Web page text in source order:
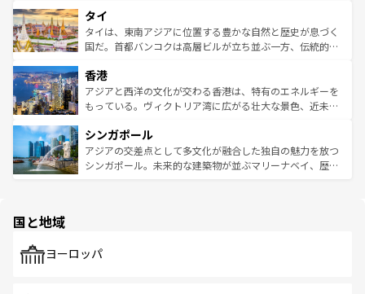
リティに包まれながら、韓国の多彩な魅力を心ゆくまで味
わってみてほしい。 なお、新着の韓国情報はコンテンツ一
覧を参照してほしい。
急速な発展と共に伝統が息づく。ハノイの古い町並みやホ
ーチミン市のフランス統治時代の建物も、独特の雰囲気を
醸し出している。また、バラエティの豊かさとおいしさで
とつ。フォーやバインミー、ベトナムコーヒーなどは、ぜ
ひ現地で味わいたい。どの地域を訪れてもあたたかい人々
が旅行者を迎えてくれるので、きっと忘れられない旅にな
参照してほしい。
タイ
タイは、東南アジアに位置する豊かな自然と歴史が息づく
国だ。首都バンコクは高層ビルが立ち並ぶ一方、伝統的な
の活気が交差している。北部ではチェンマイなどの山岳地
帯で自然と触れ合い、南部ではプーケットやクラビの美し
いビーチでリゾート気分を楽しむことができる。タイ料理
激する。気候は一年中温暖で、どの季節にも異なる楽しみ
が待っている。親しみやすいタイの人々、仏教を中心とし
た文化、そして多様な観光資源が、訪れる旅人を魅了し続
香港
アジアと西洋の文化が交わる香港は、特有のエネルギーを
もっている。ヴィクトリア湾に広がる壮大な景色、近未来
み、どこを訪れても感動するはず。観光スポットが密集し
ており、効率よく見どころを回れるのも魅力。息をのむよ
うな絶景から文化的な体験まで、香港を存分に楽しみ尽く
シンガポール
アジアの交差点として多文化が融合した独自の魅力を放つ
シンガポール。未来的な建築物が並ぶマリーナベイ、歴史
で、ホーカーズは地元の風情を楽しめる外せないスポット
国と地域
ヨーロッパ